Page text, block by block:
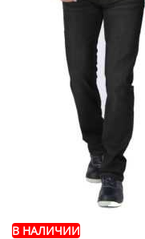
В НАЛИЧИИ